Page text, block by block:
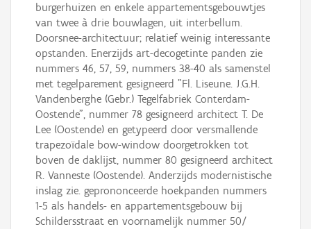
burgerhuizen en enkele appartementsgebouwtjes
van twee à drie bouwlagen, uit interbellum.
Doorsnee-architectuur; relatief weinig interessante
opstanden. Enerzijds art-decogetinte panden zie
nummers 46, 57, 59, nummers 38-40 als samenstel
met tegelparement gesigneerd "Fl. Liseune. J.G.H.
Vandenberghe (Gebr.) Tegelfabriek Conterdam-
Oostende", nummer 78 gesigneerd architect T. De
Lee (Oostende) en getypeerd door versmallende
trapezoïdale bow-window doorgetrokken tot
boven de daklijst, nummer 80 gesigneerd architect
R. Vanneste (Oostende). Anderzijds modernistische
inslag zie. geprononceerde hoekpanden nummers
1-5 als handels- en appartementsgebouw bij
Schildersstraat en voornamelijk nummer 50/